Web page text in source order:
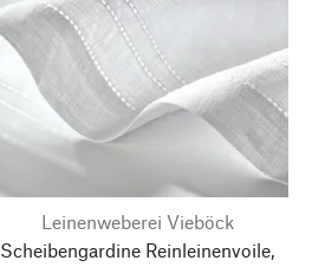
Leinenweberei Vieböck
Scheibengardine Reinleinenvoile,